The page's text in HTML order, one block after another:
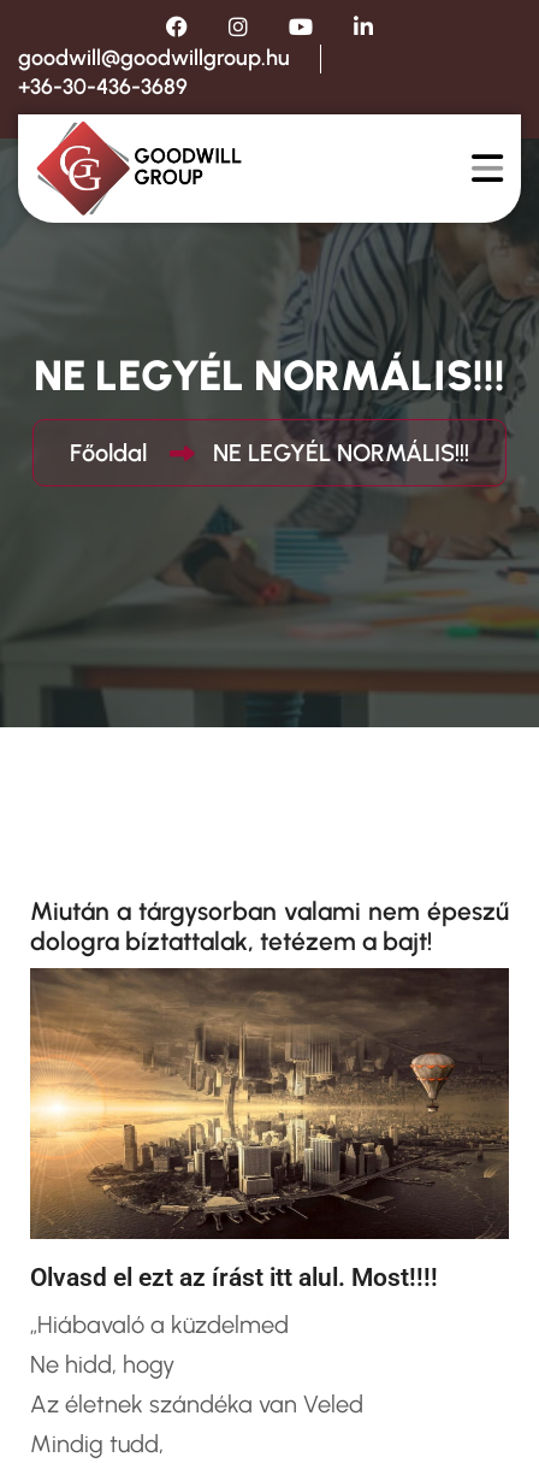
goodwill@goodwillgroup.hu
+36-30-436-3689
NE LEGYÉL NORMÁLIS!!!
Főoldal NE LEGYÉL NORMÁLIS!!!
Miután a tárgysorban valami nem épeszű
dologra bíztattalak, tetézem a bajt!
Olvasd el ezt az írást itt alul. Most!!!!
„Hiábavaló a küzdelmed
Ne hidd, hogy
Az életnek szándéka van Veled
Mindig tudd,